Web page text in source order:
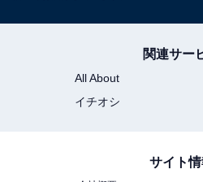
映画12選」を全力紹介してみ
「
る
1
関連サー
All About
イチオシ
サイト情